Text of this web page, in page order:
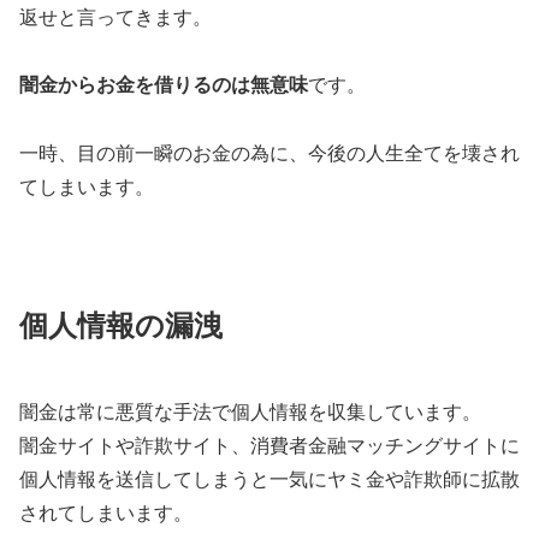
返せと言ってきます。
闇金からお金を借りるのは無意味です。
一時、目の前一瞬のお金の為に、今後の人生全てを壊され
てしまいます。
個人情報の漏洩
闇金は常に悪質な手法で個人情報を収集しています。
闇金サイトや詐欺サイト、消費者金融マッチングサイトに
個人情報を送信してしまうと一気にヤミ金や詐欺師に拡散
されてしまいます。